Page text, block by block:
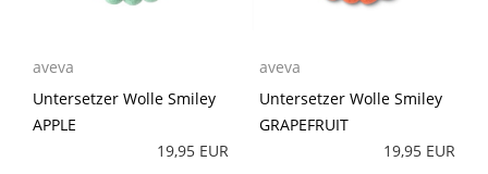
aveva
Untersetzer Wolle Smiley
APPLE
19,95 EUR
aveva
Untersetzer Wolle Smiley
GRAPEFRUIT
19,95 EUR